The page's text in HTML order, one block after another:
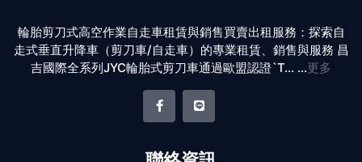
輪胎剪刀式高空作業自走車租賃與銷售買賣出租服務：探索自
走式垂直升降車（剪刀車/自走車）的專業租賃、銷售與服務 昌
吉國際全系列JYC輪胎式剪刀車通過歐盟認證`T... ...更多